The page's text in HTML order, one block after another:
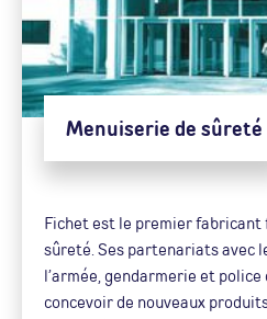
Menuiserie de sûreté
Fichet est le premier fabricant
sûreté. Ses partenariats avec
l’armée, gendarmerie et
concevoir de nouveaux